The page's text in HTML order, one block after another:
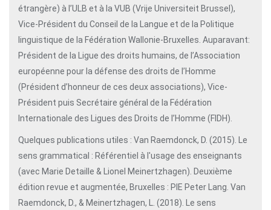
étrangère) à l’ULB et à la VUB (Vrije Universiteit Brussel),
Vice-Président du Conseil de la Langue et de la Politique
linguistique de la Fédération Wallonie-Bruxelles. Auparavant:
Président de la Ligue des droits humains, de l’Association
européenne pour la défense des droits de l’Homme
(Président d’honneur de ces deux associations), Vice-
Président puis Secrétaire général de la Fédération
Internationale des Ligues des Droits de l’Homme (FIDH).
Quelques publications utiles : Van Raemdonck, D. (2015). Le
sens grammatical : Référentiel à l'usage des enseignants
(avec Marie Detaille & Lionel Meinertzhagen). Deuxième
édition revue et augmentée, Bruxelles : PIE Peter Lang. Van
Raemdonck, D., & Meinertzhagen, L. (2018). Le sens